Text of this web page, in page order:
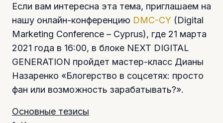
Если вам интересна эта тема, приглашаем на
нашу онлайн-конференцию DMC-CY (Digital
Marketing Conference – Cyprus), где 21 марта
2021 года в 16:00, в блоке NEXT DIGITAL
GENERATION пройдет мастер-класс Дианы
Назаренко «Блогерство в соцсетях: просто
фан или возможность зарабатывать?».
Основные тезисы